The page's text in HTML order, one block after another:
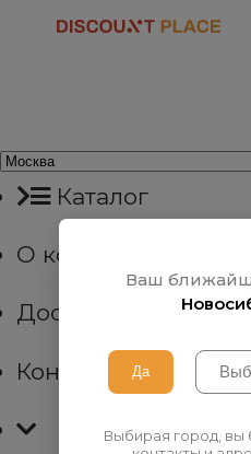
Каталог
О компании
Доставка
Контакты
Ваш
Выбирая город, вы